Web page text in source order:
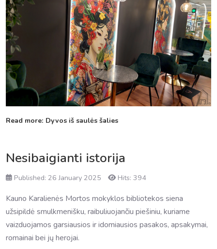
Read more: Dyvos iš saulės šalies
Nesibaigianti istorija
Published: 26 January 2025 Hits: 394
Kauno Karalienės Mortos mokyklos bibliotekos siena
užsipildė smulkmenišku, raibuliuojančiu piešiniu, kuriame
vaizduojamos garsiausios ir idomiausios pasakos, apsakymai,
romainai bei jų herojai.